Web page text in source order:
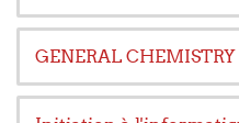
GENERAL CHEMISTRY